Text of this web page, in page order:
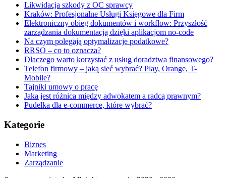
Likwidacja szkody z OC sprawcy
Kraków: Profesjonalne Usługi Księgowe dla Firm
Elektroniczny obieg dokumentów i workflow: Przyszłość
zarządzania dokumentacją dzięki aplikacjom no-code
Na czym polegają optymalizacje podatkowe?
RRSO – co to oznacza?
Dlaczego warto korzystać z usług doradztwa finansowego?
Telefon firmowy – jaką sieć wybrać? Play, Orange, T-
Mobile?
Tajniki umowy o pracę
Jaka jest różnica między adwokatem a radcą prawnym?
Pudełka dla e-commerce, które wybrać?
Kategorie
Biznes
Marketing
Zarządzanie